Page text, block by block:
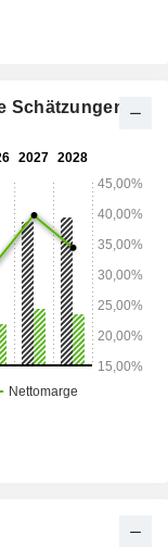
Schätzungen